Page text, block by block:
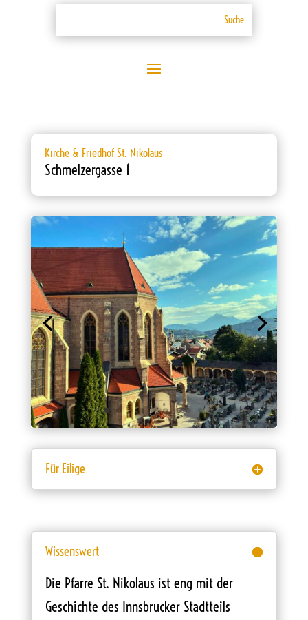
Kirche & Friedhof St. Nikolaus
Schmelzergasse 1
Für Eilige
Wissenswert
Die Pfarre St. Nikolaus ist eng mit der
Geschichte des Innsbrucker Stadtteils